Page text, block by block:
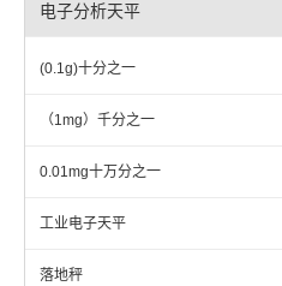
电子分析天平
(0.1g)十分之一
（1mg）千分之一
0.01mg十万分之一
工业电子天平
落地秤